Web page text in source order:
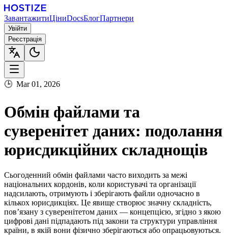
ЗавантажитиЦіниDocsБлогПартнери
Увійти
Реєстрація
🕒 Mar 01, 2026
Обмін файлами та
суверенітет даних: подолання
юрисдикційних складнощів
Сьогоденний обмін файлами часто виходить за межі
національних кордонів, коли користувачі та організації
надсилають, отримують і зберігають файли одночасно в
кількох юрисдикціях. Це явище створює значну складність,
пов’язану з суверенітетом даних — концепцією, згідно з якою
цифрові дані підпадають під закони та структури управління
країни, в якій вони фізично зберігаються або опрацьовуються.